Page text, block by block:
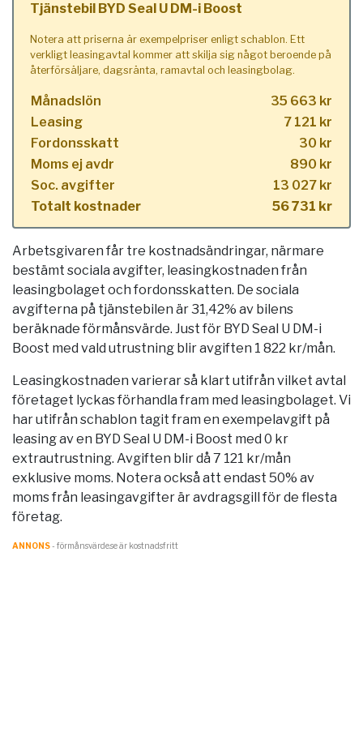
Tjänstebil BYD Seal U DM-i Boost
Notera att priserna är exempelpriser enligt schablon. Ett
verkligt leasingavtal kommer att skilja sig något beroende på
återförsäljare, dagsränta, ramavtal och leasingbolag.
Månadslön
35 663 kr
Leasing
7 121 kr
Fordonsskatt
30 kr
Moms ej avdr
890 kr
Soc. avgifter
13 027 kr
Totalt kostnader
56 731 kr
Arbetsgivaren får tre kostnadsändringar, närmare
bestämt sociala avgifter, leasingkostnaden från
leasingbolaget och fordonsskatten. De sociala
avgifterna på tjänstebilen är 31,42% av bilens
beräknade förmånsvärde. Just för BYD Seal U DM-i
Boost med vald utrustning blir avgiften 1 822 kr/mån.
Leasingkostnaden varierar så klart utifrån vilket avtal
företaget lyckas förhandla fram med leasingbolaget. Vi
har utifrån schablon tagit fram en exempelavgift på
leasing av en BYD Seal U DM-i Boost med 0 kr
extrautrustning. Avgiften blir då 7 121 kr/mån
exklusive moms. Notera också att endast 50% av
moms från leasingavgifter är avdragsgill för de flesta
företag.
ANNONS- förmånsvärde.se är kostnadsfritt